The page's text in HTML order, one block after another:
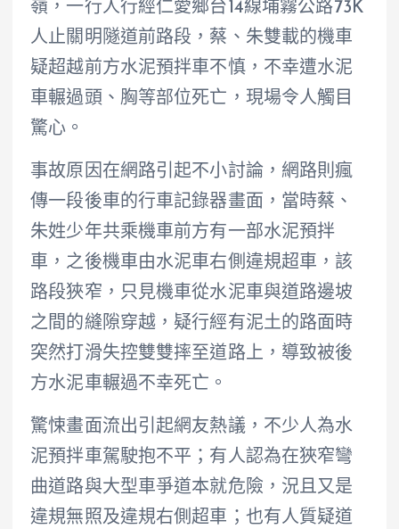
嶺，一行人行經仁愛鄉台14線埔霧公路73K
人止關明隧道前路段，蔡、朱雙載的機車
疑超越前方水泥預拌車不慎，不幸遭水泥
車輾過頭、胸等部位死亡，現場令人觸目
驚心。
事故原因在網路引起不小討論，網路則瘋
傳一段後車的行車記錄器畫面，當時蔡、
朱姓少年共乘機車前方有一部水泥預拌
車，之後機車由水泥車右側違規超車，該
路段狹窄，只見機車從水泥車與道路邊坡
之間的縫隙穿越，疑行經有泥土的路面時
突然打滑失控雙雙摔至道路上，導致被後
方水泥車輾過不幸死亡。
驚悚畫面流出引起網友熱議，不少人為水
泥預拌車駕駛抱不平；有人認為在狹窄彎
曲道路與大型車爭道本就危險，況且又是
違規無照及違規右側超車；也有人質疑道